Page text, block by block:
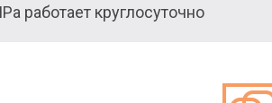
работает круглосуточно